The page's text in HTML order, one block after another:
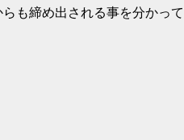
も締め出される事を分かっ